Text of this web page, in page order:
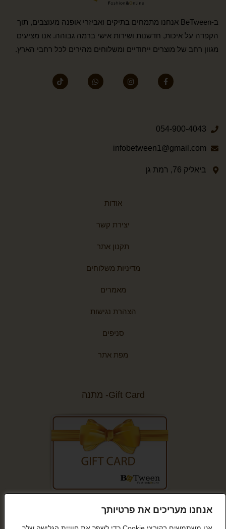
אנחנו מעריכים את פרטיותך
ב-BeTween אנחנו מתמחים בתיקים ואביזרי אופנה מעוצבים, תוך
הקפדה על איכות, חדשנות ושירות אישי ברמה גבוהה. אנו מציעים
מגוון רחב של מוצרים ייחודיים ומשלוחים מהירים לכל רחבי הארץ.
054-900-4043
infobetween1@gmail.com
ביאליק 76, רמת גן
אודות
יצירת קשר
תקנון אתר
מדיניות משלוחים
מאמרים
הצהרת נגישות
סניפים
מפת אתר
Gift Card- מתנה
קנייה מאובטחת